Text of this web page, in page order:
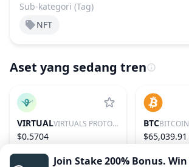
Sub-kategori (Tag)
NFT
Aset yang sedang tren
VIRTUAL VIRTUALS PROTOCOL
$0.5704
BTCBITCOIN
$65,039.91
Join Stake 200% Bonus. Win